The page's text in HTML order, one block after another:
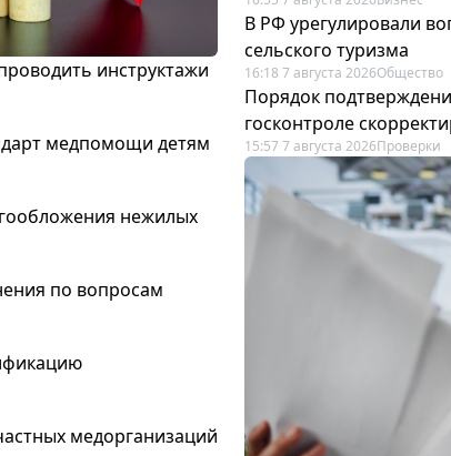
инструктажи
медпомощи детям
нежилых
по вопросам
медорганизаций
В РФ урегулировали
сельского туризма
16:18 7 августа 2026Общество
Порядок
госконтроле
15:57 7 августа 2026Проверки